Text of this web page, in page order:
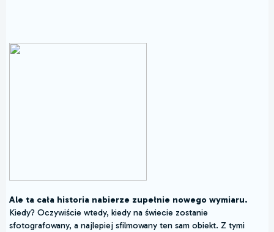
Ale ta cała historia nabierze zupełnie nowego wymiaru.
Kiedy? Oczywiście wtedy, kiedy na świecie zostanie
sfotografowany, a najlepiej sfilmowany ten sam obiekt. Z tymi